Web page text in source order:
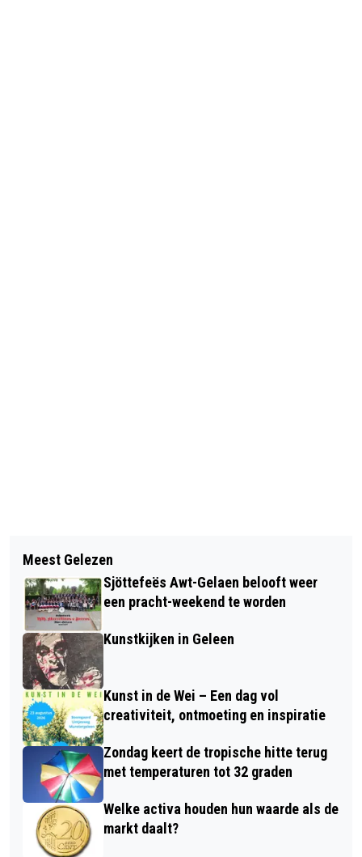
FORUM SITTARD ONTVANGT
INTERNATIONALE BOXOFFICE BLUE
RIBBON TIJDENS CINEEUROPE
EEN HARTOPENENDE FILMAVOND MET
DE FILM RESCUED HEARTS
Meest Gelezen
Sjöttefeës Awt-Gelaen belooft weer
een pracht-weekend te worden
Kunstkijken in Geleen
Kunst in de Wei – Een dag vol
creativiteit, ontmoeting en inspiratie
Zondag keert de tropische hitte terug
met temperaturen tot 32 graden
Welke activa houden hun waarde als de
markt daalt?